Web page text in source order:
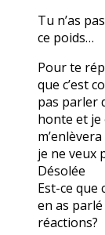
Tu n’as
ce poids…
Pour te
que c’est
pas parler
honte et je
je ne veux
Désolée
Est-ce que
en as
réactions?